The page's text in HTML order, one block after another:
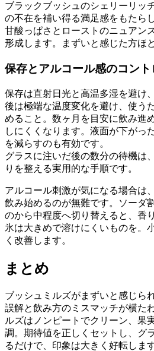
ブラックブッシュのシェリーリッ
の不在を補い得る満足感をもたら
甘酸っぱさとローストのニュアン
形成します。まずいと感じた方ほ
保存とアルコール感のコント
保存は直射日光と高温多湿を避け
後は極端な温度変化を避け、使う
めること。数ヶ月を目安に飲み進
しにくくなります。液面が下がっ
を減らすのも有効です。
グラスに注いだ後の数分の待機は
りを整える実用的な手順です。
アルコール刺激が気になる場合は
飲み始めるのが無難です。ソーダ
のから中程度へ切り替えると、香
氷は大きめで溶けにくいものを。
く改善します。
まとめ
ブッシュミルズがまずいと感じら
誤解と飲み方のミスマッチが横た
ルズはノンピートでクリーン、果
調。期待値を正しくセットし、グ
るだけで、印象は大きく好転します